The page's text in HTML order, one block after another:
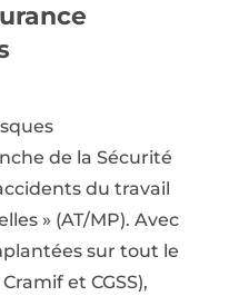
de la Sécurité
du travail
» (AT/MP). Avec
sur tout le
et CGSS),